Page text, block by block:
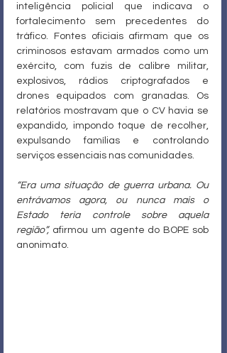
inteligência policial que indicava o
fortalecimento sem precedentes do
tráfico. Fontes oficiais afirmam que os
criminosos estavam armados como um
exército, com fuzis de calibre militar,
explosivos, rádios criptografados e
drones equipados com granadas. Os
relatórios mostravam que o CV havia se
expandido, impondo toque de recolher,
expulsando famílias e controlando
serviços essenciais nas comunidades.
“Era uma situação de guerra urbana. Ou
entrávamos agora, ou nunca mais o
Estado teria controle sobre aquela
região”, afirmou um agente do BOPE sob
anonimato.